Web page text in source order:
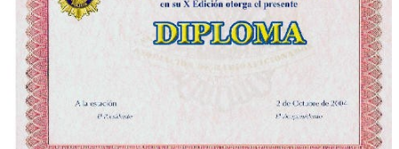
Fotos ▼
Sistemas Digitales
Noticias de interés
Contacto